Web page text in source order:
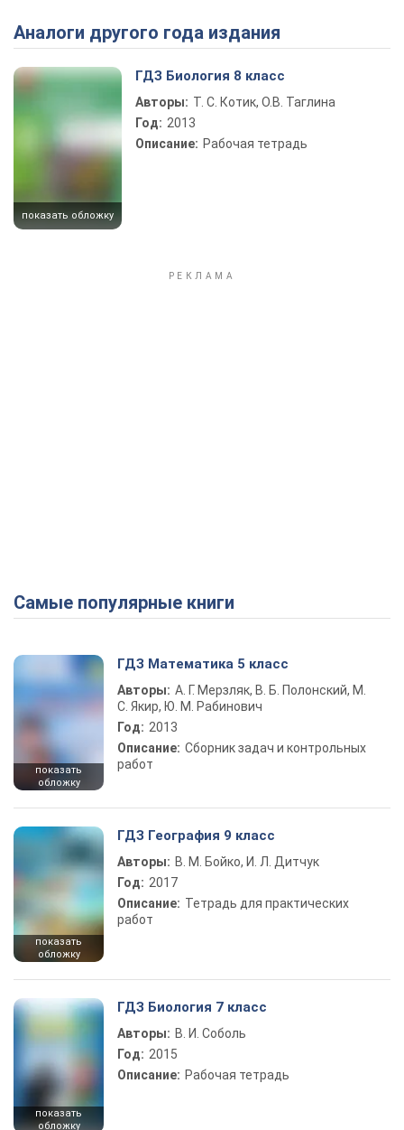
Play Video
Аналоги другого года издания
показать обложку
ГДЗ Биология 8 класс
Авторы: Т. С. Котик, О.В. Таглина
Год: 2013
Описание: Рабочая тетрадь
Самые популярные книги
показать
обложку
ГДЗ Математика 5 класс
Авторы: А. Г. Мерзляк, В. Б. Полонский, М.
С. Якир, Ю. М. Рабинович
Год: 2013
Описание: Сборник задач и контрольных
работ
показать
обложку
ГДЗ География 9 класс
Авторы: В. М. Бойко, И. Л. Дитчук
Год: 2017
Описание: Тетрадь для практических
работ
показать
обложку
ГДЗ Биология 7 класс
Авторы: В. И. Соболь
Год: 2015
Описание: Рабочая тетрадь